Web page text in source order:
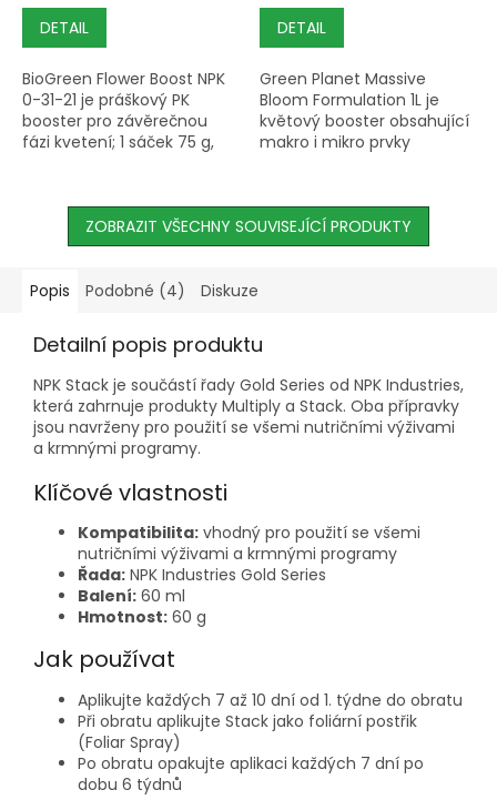
DETAIL
BioGreen Flower Boost NPK
0-31-21 je práškový PK
booster pro závěrečnou
fázi kvetení; 1 sáček 75 g,
DETAIL
Green Planet Massive
Bloom Formulation 1L je
květový booster obsahující
makro i mikro prvky
ZOBRAZIT VŠECHNY SOUVISEJÍCÍ PRODUKTY
Popis Podobné (4) Diskuze
Detailní popis produktu
NPK Stack je součástí řady Gold Series od NPK Industries,
která zahrnuje produkty Multiply a Stack. Oba přípravky
jsou navrženy pro použití se všemi nutričními výživami
a krmnými programy.
Klíčové vlastnosti
Kompatibilita: vhodný pro použití se všemi
nutričními výživami a krmnými programy
Řada: NPK Industries Gold Series
Balení: 60 ml
Hmotnost: 60 g
Jak používat
Aplikujte každých 7 až 10 dní od 1. týdne do obratu
Při obratu aplikujte Stack jako foliární postřik
(Foliar Spray)
Po obratu opakujte aplikaci každých 7 dní po
dobu 6 týdnů